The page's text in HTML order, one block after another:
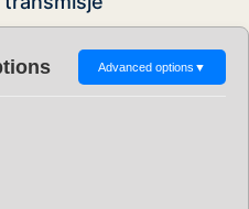
Advanced options ▼